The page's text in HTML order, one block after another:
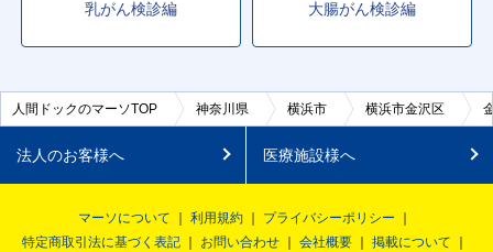
乳がん検診編 大腸がん検診編
人間ドックのマーソTOP 神奈川県 横浜市 横浜市金沢区
法人のお客様へ 医療施設様へ
マーソについて 利用規約
プライバシーポリシー
特定商取引法に基づく表記
お問い合わせ 会社概要
掲載について